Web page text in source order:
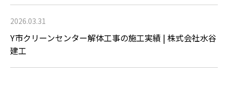
2026.03.31
Y市クリーンセンター解体工事の施工実績 | 株式会社水谷
建工